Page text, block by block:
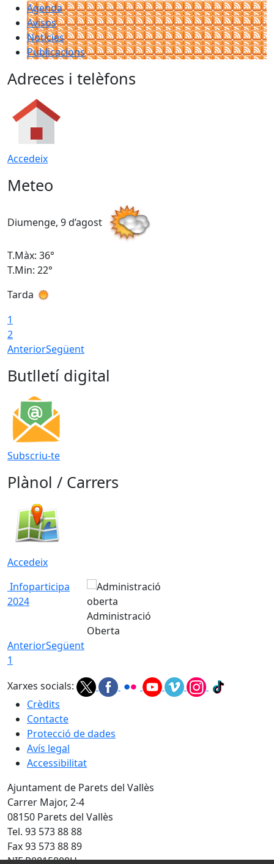
Agenda
Avisos
Notícies
Publicacions
Adreces i telèfons
Accedeix
Meteo
Diumenge, 9 d’agost
T.Màx: 36°
T.Min: 22°
Tarda
1
2
AnteriorSegüent
Butlletí digital
Subscriu-te
Plànol / Carrers
Accedeix
Infoparticipa
2024
Administració
Oberta
AnteriorSegüent
1
Xarxes socials:
Crèdits
Contacte
Protecció de dades
Avís legal
Accessibilitat
Ajuntament de Parets del Vallès
Carrer Major, 2-4
08150 Parets del Vallès
Tel. 93 573 88 88
Fax 93 573 88 89
NIF P0815800H